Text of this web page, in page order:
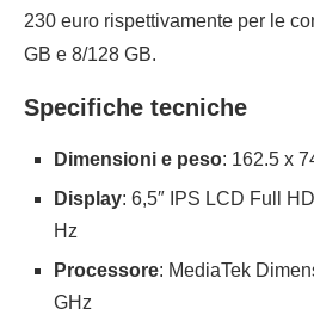
230 euro rispettivamente per le
GB e 8/128 GB.
Specifiche tecniche
Dimensioni e peso: 162.5 x
Display: 6,5″ IPS LCD Full
Hz
Processore: MediaTek
GHz